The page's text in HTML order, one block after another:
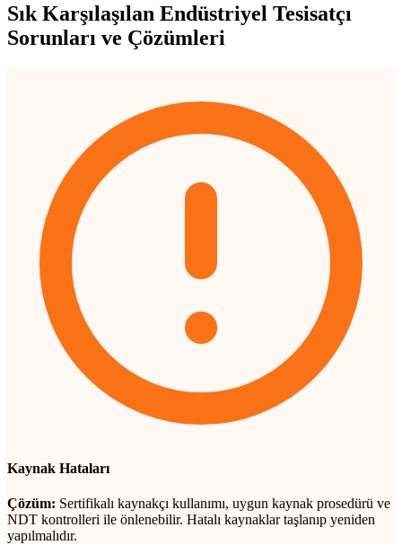
Sık Karşılaşılan Endüstriyel Tesisatçı
Sorunları ve Çözümleri
Kaynak Hataları
Çözüm: Sertifikalı kaynakçı kullanımı, uygun kaynak prosedürü ve
NDT kontrolleri ile önlenebilir. Hatalı kaynaklar taşlanıp yeniden
yapılmalıdır.